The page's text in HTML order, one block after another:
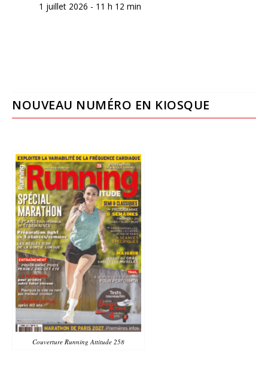
1 juillet 2026 - 11 h 12 min
NOUVEAU NUMÉRO EN KIOSQUE
Couverture Running Attitude 258